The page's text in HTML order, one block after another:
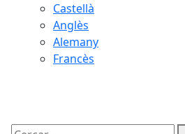
Castellà
Anglès
Alemany
Francès